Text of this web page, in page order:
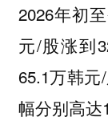
2026年初
元/股涨到
65.1万韩元
幅分别高达